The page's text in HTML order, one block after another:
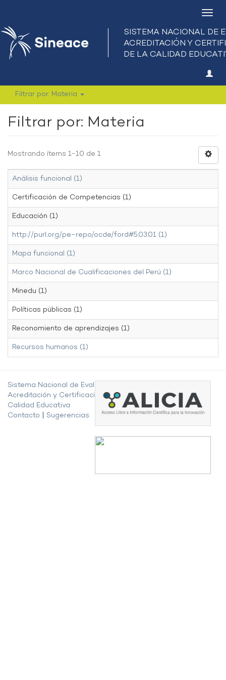
Filtrar por: Materia
Filtrar por: Materia
Mostrando ítems 1-10 de 1
Análisis funcional (1)
Certificación de Competencias (1)
Educación (1)
http://purl.org/pe-repo/ocde/ford#5.03.01 (1)
Mapa funcional (1)
Marco Nacional de Cualificaciones del Perú (1)
Minedu (1)
Políticas públicas (1)
Reconomiento de aprendizajes (1)
Recursos humanos (1)
Sistema Nacional de Evaluación,
Acreditación y Certificación de la
Calidad Educativa
Contacto
Sugerencias